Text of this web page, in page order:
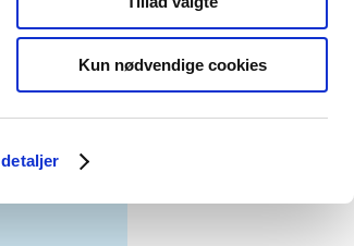
Kun nødvendige cookies